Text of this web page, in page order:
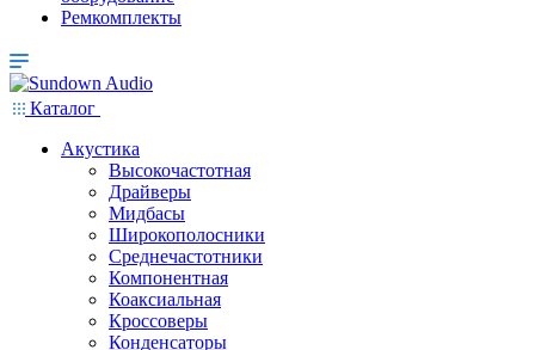
Ремкомплекты
Каталог
Акустика
Высокочастотная
Драйверы
Мидбасы
Широкополосники
Среднечастотники
Компонентная
Коаксиальная
Кроссоверы
Конденсаторы